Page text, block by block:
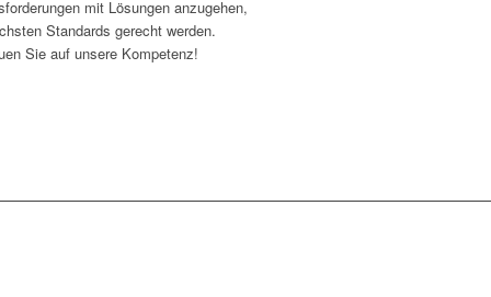
mit Lösungen anzugehen,
Standards gerecht werden.
Sie auf unsere Kompetenz!